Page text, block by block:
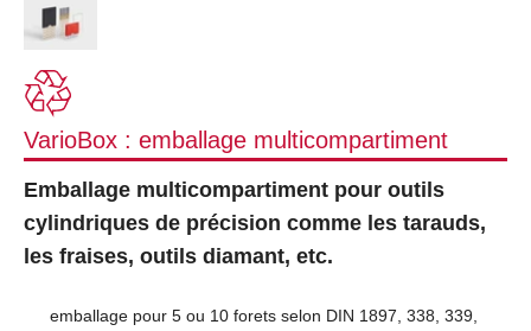
VarioBox : emballage multicompartiment
Emballage multicompartiment pour outils
cylindriques de précision comme les tarauds,
les fraises, outils diamant, etc.
emballage pour 5 ou 10 forets selon DIN 1897, 338, 339,